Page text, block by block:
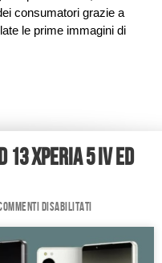
consumatori grazie a
le prime immagini di
Xperia 5 IV ed
disabilitati